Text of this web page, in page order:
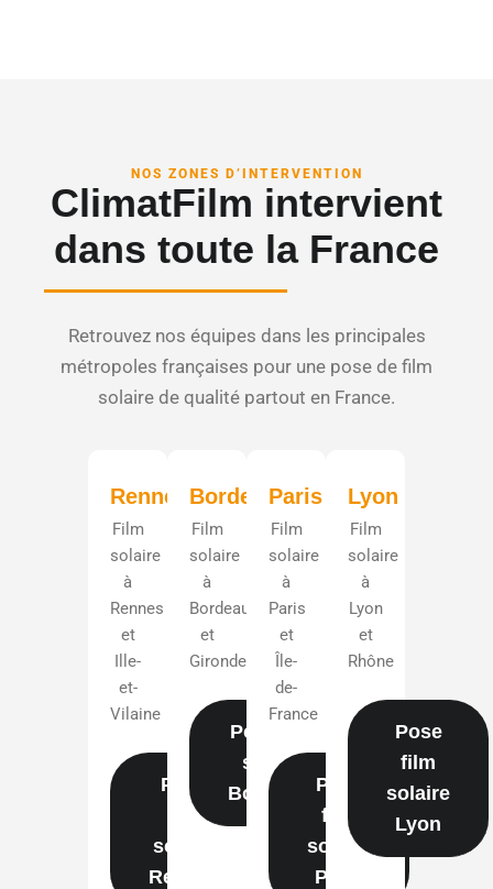
NOS ZONES D’INTERVENTION
ClimatFilm intervient
dans toute la France
Retrouvez nos équipes dans les principales
métropoles françaises pour une pose de film
solaire de qualité partout en France.
Rennes
Film
solaire
à
Rennes
et
Ille-
et-
Vilaine
Pose
film
solaire
Rennes
Bordeaux
Film
solaire
à
Bordeaux
et
Gironde
Pose film
solaire
Bordeaux
Paris
Film
solaire
à
Paris
et
Île-
de-
France
Pose
film
solaire
Paris
Lyon
Film
solaire
à
Lyon
et
Rhône
Pose
film
solaire
Lyon